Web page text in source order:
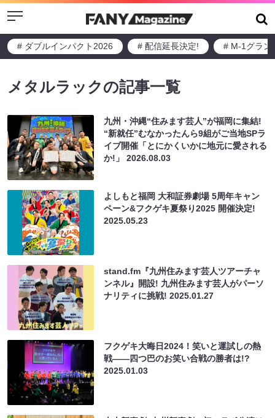
Menu
# ダブルインパクト2026 # 配信延長決定! # M-1グラン
メタルラックの記事一覧
九州・沖縄“住みます芸人”が福岡に集結!
“新就任”むなかったんら9組がご当地SPラ
イブ開催「とにかくいかに地元に愛される
か!」2026.08.03
よしもと福岡 大和証券劇場 5周年キャン
ペーン&フクゲキ夏祭り2025 開催決定!
2025.05.23
stand.fm『九州住みます芸人ツアーチャ
ンネル』開設! 九州住みます芸人がパーソ
ナリティに挑戦!2025.01.27
フクゲキ大晦日2024！笑いと運試しの熱
戦――四つ巴のお笑い合戦の勝者は!?
2025.01.03